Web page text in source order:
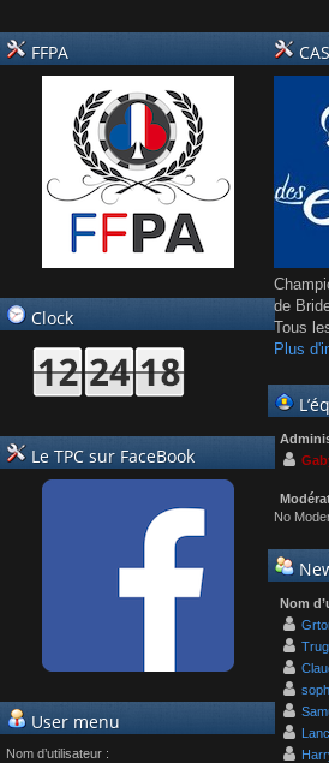
FFPA
Clock
Le TPC sur FaceBook
User menu
Nom d’utilisateur :
de
Tous
Plus
No
Nom